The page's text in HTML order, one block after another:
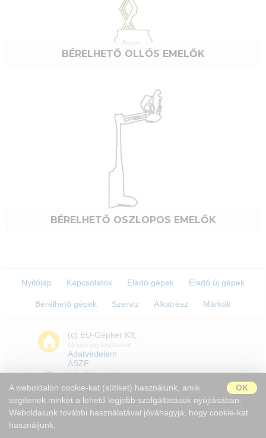
OK
A weboldalon cookie-kat (sütiket) használunk, amik
segítenek minket a lehető legjobb szolgáltatások nyújtásában.
Weboldalunk további használatával jóváhagyja, hogy cookie-kat
használjunk.
BÉRELHETŐ OLLÓS EMELŐK
BÉRELHETŐ OSZLOPOS EMELŐK
Nyitólap Kapcsolatok Eladó gépek Eladó új gépek
Bérelhető gépek Szerviz Alkatrész Márkák
(c) EU-Gépker Kft,
Minden jog fenntartva!
Adatvédelem
ÁSZF
info@boomlift.eu
H-9028 Győr Serfőződombi